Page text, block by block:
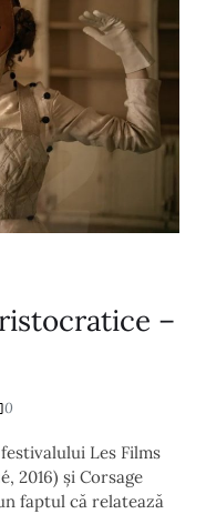
–
0
Les Films
2016) și Corsage
faptul că relatează